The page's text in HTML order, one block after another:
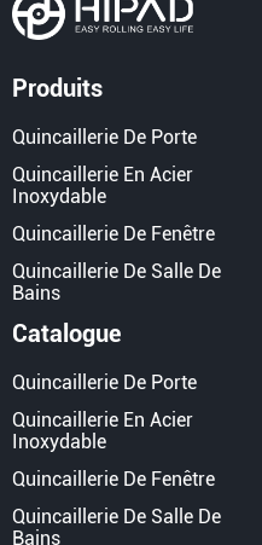
Produits
Quincaillerie De Porte
Quincaillerie En Acier
Inoxydable
Quincaillerie De Fenêtre
Quincaillerie De Salle De
Bains
Catalogue
Quincaillerie De Porte
Quincaillerie En Acier
Inoxydable
Quincaillerie De Fenêtre
Quincaillerie De Salle De
Bains